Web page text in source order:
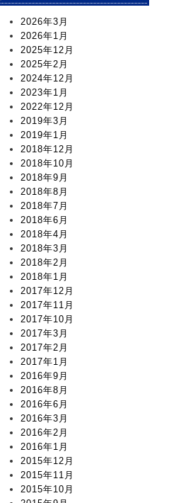
2026年3月
2026年1月
2025年12月
2025年2月
2024年12月
2023年1月
2022年12月
2019年3月
2019年1月
2018年12月
2018年10月
2018年9月
2018年8月
2018年7月
2018年6月
2018年4月
2018年3月
2018年2月
2018年1月
2017年12月
2017年11月
2017年10月
2017年3月
2017年2月
2017年1月
2016年9月
2016年8月
2016年6月
2016年3月
2016年2月
2016年1月
2015年12月
2015年11月
2015年10月